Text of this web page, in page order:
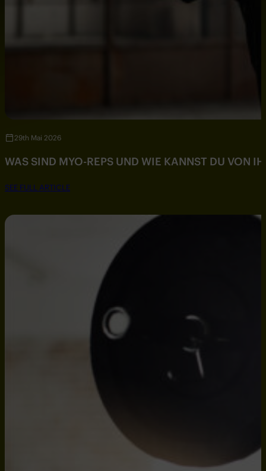
29th Mai 2026
WAS SIND MYO-REPS UND WIE KANNST DU VON
SEE FULL ARTICLE